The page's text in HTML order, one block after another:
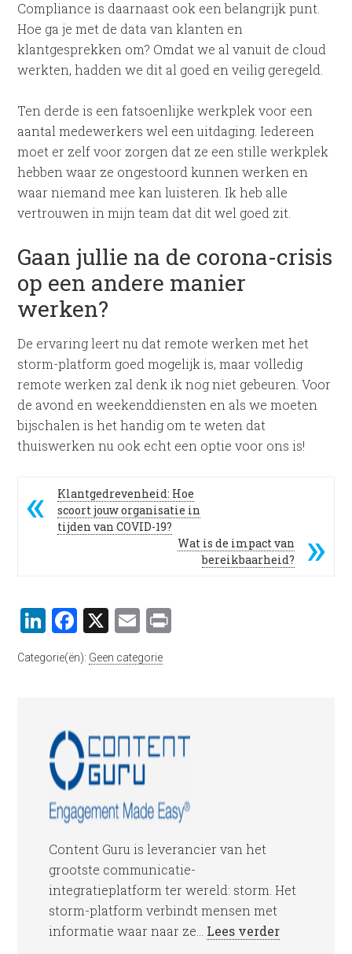
Compliance is daarnaast ook een belangrijk punt.
Hoe ga je met de data van klanten en
klantgesprekken om? Omdat we al vanuit de cloud
werkten, hadden we dit al goed en veilig geregeld.
Ten derde is een fatsoenlijke werkplek voor een
aantal medewerkers wel een uitdaging. Iedereen
moet er zelf voor zorgen dat ze een stille werkplek
hebben waar ze ongestoord kunnen werken en
waar niemand mee kan luisteren. Ik heb alle
vertrouwen in mijn team dat dit wel goed zit.
Gaan jullie na de corona-crisis
op een andere manier
werken?
De ervaring leert nu dat remote werken met het
storm-platform goed mogelijk is, maar volledig
remote werken zal denk ik nog niet gebeuren. Voor
de avond en weekenddiensten en als we moeten
bijschalen is het handig om te weten dat
thuiswerken nu ook echt een optie voor ons is!
Klantgedrevenheid: Hoe
scoort jouw organisatie in
tijden van COVID-19?
Wat is de impact van
bereikbaarheid?
LinkedIn
Facebook
X Email
Categorie(ën): Geen categorie
Content Guru is leverancier van het
grootste communicatie-
integratieplatform ter wereld: storm. Het
storm-platform verbindt mensen met
informatie waar naar ze... Lees verder